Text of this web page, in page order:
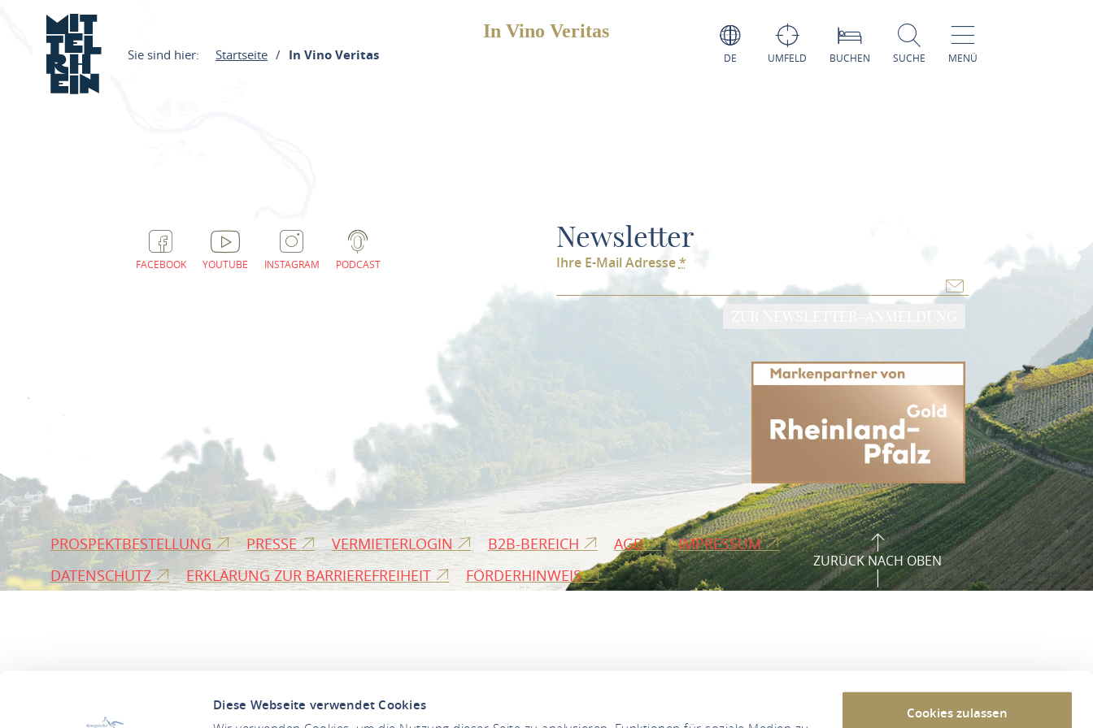
Diese Webseite verwendet Cookies Cookies zulassen
DE UMFELD BUCHEN SUCHE MENÜ
In Vino Veritas
Sie sind hier: Startseite In Vino Veritas
FACEBOOK YOUTUBE INSTAGRAM PODCAST
Newsletter
Ihre E-Mail Adresse*
PROSPEKTBESTELLUNG PRESSE VERMIETERLOGIN B2B-BEREICH AGB
IMPRESSUM
DATENSCHUTZ
ERKLÄRUNG ZUR BARRIEREFREIHEIT FÖRDERHINWEIS
ZURÜCK NACH OBEN